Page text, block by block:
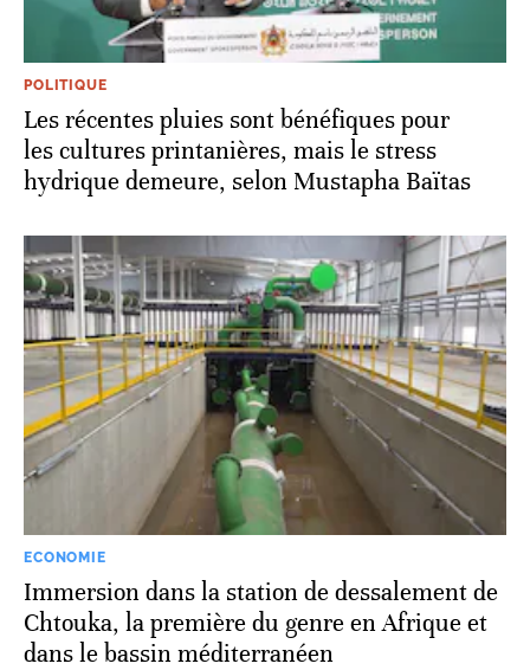
POLITIQUE
Les récentes pluies sont bénéfiques pour
les cultures printanières, mais le stress
hydrique demeure, selon Mustapha Baïtas
ECONOMIE
Immersion dans la station de dessalement de
Chtouka, la première du genre en Afrique et
dans le bassin méditerranéen